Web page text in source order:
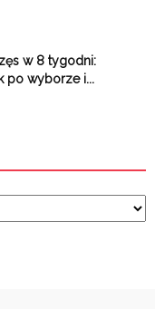
w 8 tygodni:
po wyborze i...